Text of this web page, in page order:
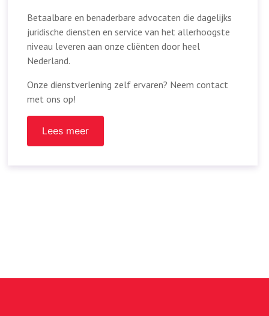
Betaalbare en benaderbare advocaten die dagelijks
juridische diensten en service van het allerhoogste
niveau leveren aan onze cliënten door heel
Nederland.
Onze dienstverlening zelf ervaren? Neem contact
met ons op!
Lees meer